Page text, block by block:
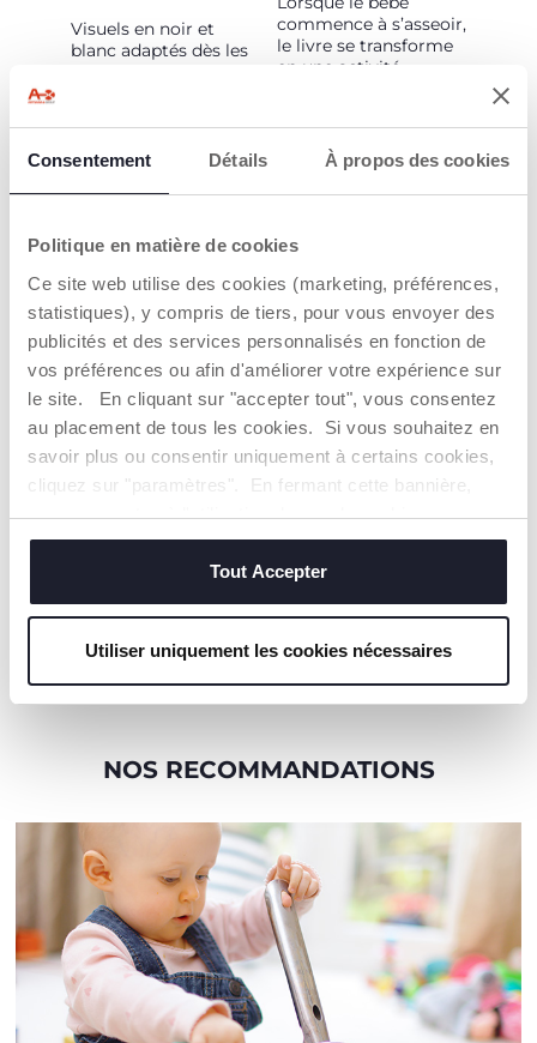
Consentement Détails À propos des cookies
Politique en matière de cookies
Ce site web utilise des cookies (marketing, préférences,
statistiques), y compris de tiers, pour vous envoyer des
publicités et des services personnalisés en fonction de
vos préférences ou afin d'améliorer votre expérience sur
le site. En cliquant sur "accepter tout", vous consentez
au placement de tous les cookies. Si vous souhaitez en
savoir plus ou consentir uniquement à certains cookies,
cliquez sur "paramètres". En fermant cette bannière,
vous consentez à l'utilisation des seuls cookies
techniques, qui sont essentiels au service demandé.
Tout Accepter
Utiliser uniquement les cookies nécessaires
Visuels en noir et
blanc adaptés dès les
images en noir et
contraste.
commence à s’asseoir,
le livre se transforme
en une activité
des fonctionnalités
ludiques intégrées.
LIVRE PLIABLE
Facile à transporter : grâce
à une accroche pratique,
utilisation en
NOS RECOMMANDATIONS